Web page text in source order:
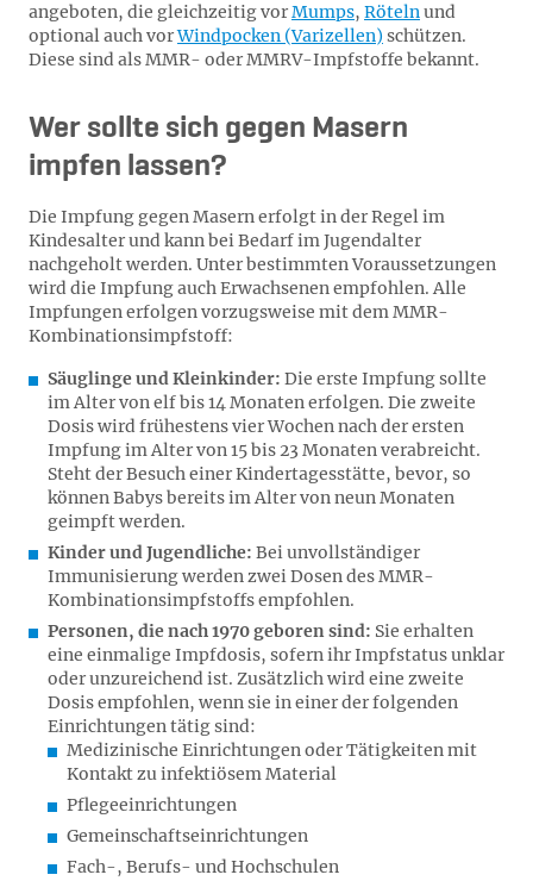
angeboten, die gleichzeitig vorMumps, Rötelnund
optional auch vorWindpocken (Varizellen) schützen.
Diese sind als MMR- oder MMRV-Impfstoffe bekannt.
Wer sollte sich gegen Masern
impfen lassen?
Die Impfung gegen Masern erfolgt in der Regel im
Kindesalter und kann bei Bedarf im Jugendalter
nachgeholt werden. Unter bestimmten Voraussetzungen
wird die Impfung auch Erwachsenen empfohlen. Alle
Impfungen erfolgen vorzugsweise mit dem MMR-
Kombinationsimpfstoff:
Säuglinge und Kleinkinder: Die erste Impfung sollte
im Alter von elf bis 14 Monaten erfolgen. Die zweite
Dosis wird frühestens vier Wochen nach der ersten
Impfung im Alter von 15 bis 23 Monaten verabreicht.
Steht der Besuch einer Kindertagesstätte, bevor, so
können Babys bereits im Alter von neun Monaten
geimpft werden.
Kinder und Jugendliche: Bei unvollständiger
Immunisierung werden zwei Dosen des MMR-
Kombinationsimpfstoffs empfohlen.
Personen, die nach 1970 geboren sind: Sie erhalten
eine einmalige Impfdosis, sofern ihr Impfstatus unklar
oder unzureichend ist. Zusätzlich wird eine zweite
Dosis empfohlen, wenn sie in einer der folgenden
Einrichtungen tätig sind:
Medizinische Einrichtungen oder Tätigkeiten mit
Kontakt zu infektiösem Material
Pflegeeinrichtungen
Gemeinschaftseinrichtungen
Fach-, Berufs- und Hochschulen